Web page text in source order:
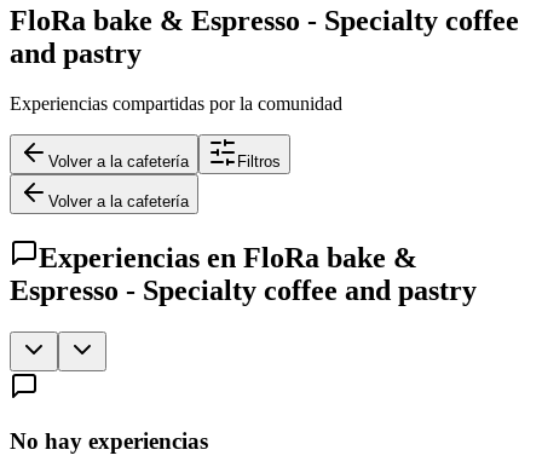
FloRa bake & Espresso - Specialty coffee
and pastry
Experiencias compartidas por la comunidad
Volver a la cafetería Filtros
Volver a la cafetería
Experiencias en FloRa bake &
Espresso - Specialty coffee and pastry
No hay experiencias